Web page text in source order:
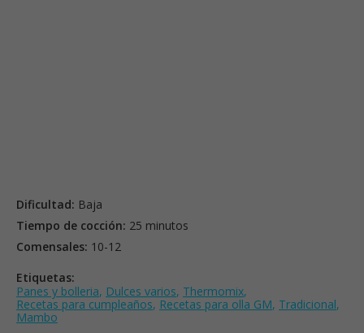
Dificultad: Baja
Tiempo de cocción: 25 minutos
Comensales: 10-12
Etiquetas:
Panes y bolleria, Dulces varios, Thermomix,
Recetas para cumpleaños, Recetas para olla GM, Tradicional,
Mambo